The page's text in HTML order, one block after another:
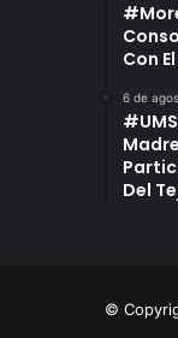
Con
6 de
Del
©